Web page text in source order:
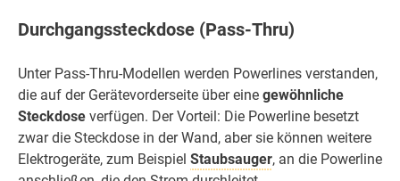
Durchgangssteckdose (Pass-Thru)
Unter Pass-Thru-Modellen werden Powerlines verstanden,
die auf der Gerätevorderseite über eine gewöhnliche
Steckdose verfügen. Der Vorteil: Die Powerline besetzt
zwar die Steckdose in der Wand, aber sie können weitere
Elektrogeräte, zum Beispiel Staubsauger, an die Powerline